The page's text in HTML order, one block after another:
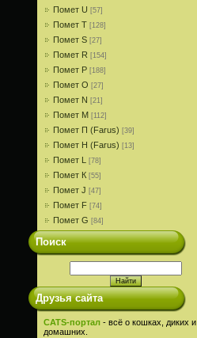
Помет U [57]
Помет T [128]
Помет S [27]
Помет R [154]
Помет P [188]
Помет О [27]
Помет N [21]
Помет M [112]
Помет П (Farus) [39]
Помет Н (Farus) [13]
Помет L [78]
Помет К [55]
Помет J [47]
Помет F [74]
Помет G [84]
Поиск
Друзья сайта
CATS-портал - всё о кошках, диких и
домашних.